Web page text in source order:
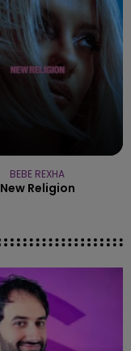
BEBE REXHA
New Religion